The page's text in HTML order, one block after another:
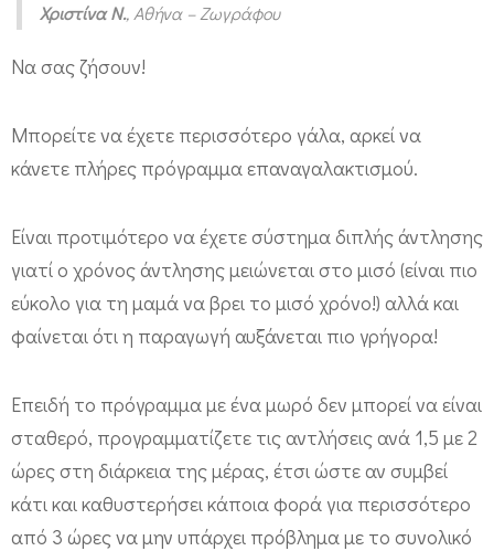
Χριστίνα Ν., Αθήνα – Ζωγράφου
Να σας ζήσουν!
Μπορείτε να έχετε περισσότερο γάλα, αρκεί να
κάνετε πλήρες πρόγραμμα επαναγαλακτισμού.
Είναι προτιμότερο να έχετε σύστημα διπλής άντλησης
γιατί ο χρόνος άντλησης μειώνεται στο μισό (είναι πιο
εύκολο για τη μαμά να βρει το μισό χρόνο!) αλλά και
φαίνεται ότι η παραγωγή αυξάνεται πιο γρήγορα!
Επειδή το πρόγραμμα με ένα μωρό δεν μπορεί να είναι
σταθερό, προγραμματίζετε τις αντλήσεις ανά 1,5 με 2
ώρες στη διάρκεια της μέρας, έτσι ώστε αν συμβεί
κάτι και καθυστερήσει κάποια φορά για περισσότερο
από 3 ώρες να μην υπάρχει πρόβλημα με το συνολικό